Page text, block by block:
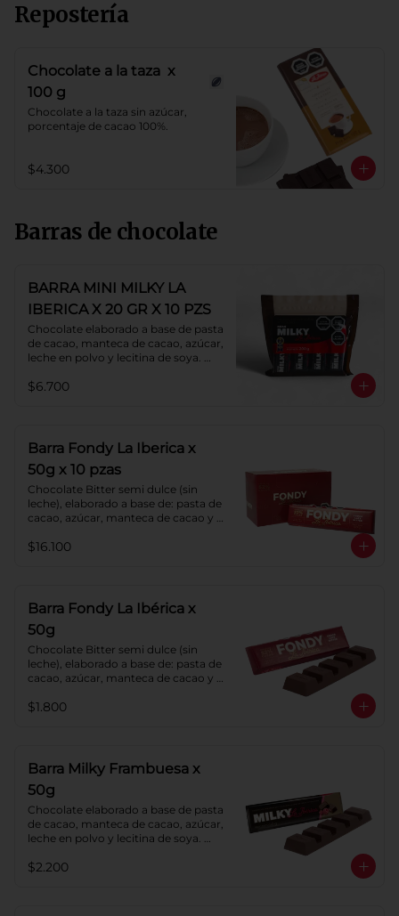
Repostería
Chocolate a la taza x
100 g
Chocolate a la taza sin azúcar,
porcentaje de cacao 100%.
$4.300
Barras de chocolate
BARRA MINI MILKY LA
IBERICA X 20 GR X 10 PZS
Chocolate elaborado a base de pasta
de cacao, manteca de cacao, azúcar,
leche en polvo y lecitina de soya.
$6.700
Barra Fondy La Iberica x
50g x 10 pzas
Chocolate Bitter semi dulce (sin
leche), elaborado a base de: pasta de
cacao, azúcar, manteca de cacao y
cacao: 52%.
$16.100
Barra Fondy La Ibérica x
50g
Chocolate Bitter semi dulce (sin
leche), elaborado a base de: pasta de
cacao, azúcar, manteca de cacao y
cacao: 52%.
$1.800
Barra Milky Frambuesa x
50g
Chocolate elaborado a base de pasta
de cacao, manteca de cacao, azúcar,
leche en polvo y lecitina de soya.
$2.200